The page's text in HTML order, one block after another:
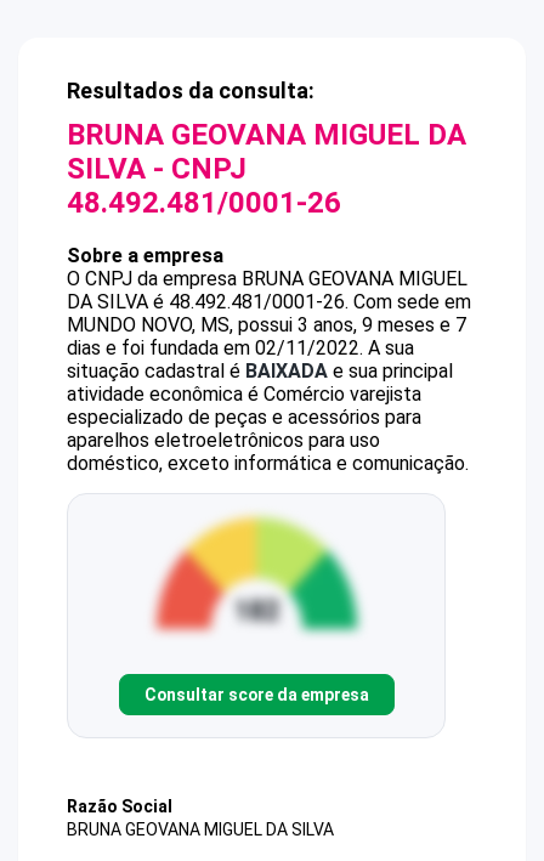
Resultados da consulta:
BRUNA GEOVANA MIGUEL DA
SILVA - CNPJ
48.492.481/0001-26
Sobre a empresa
O CNPJ da empresa BRUNA GEOVANA MIGUEL
DA SILVA é 48.492.481/0001-26. Com sede em
MUNDO NOVO, MS, possui 3 anos, 9 meses e 7
dias e foi fundada em 02/11/2022. A sua
situação cadastral é BAIXADA e sua principal
atividade econômica é Comércio varejista
especializado de peças e acessórios para
aparelhos eletroeletrônicos para uso
doméstico, exceto informática e comunicação.
Consultar score da empresa
Razão Social
BRUNA GEOVANA MIGUEL DA SILVA